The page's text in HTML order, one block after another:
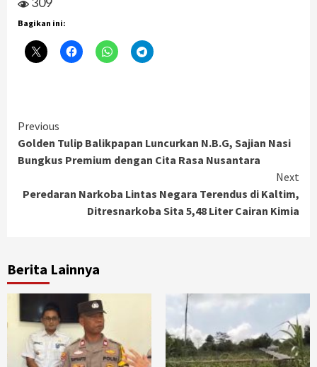
Bagikan ini:
Continue
Reading
Previous
Golden Tulip Balikpapan Luncurkan N.B.G, Sajian Nasi
Bungkus Premium dengan Cita Rasa Nusantara
Next
Peredaran Narkoba Lintas Negara Terendus di Kaltim,
Ditresnarkoba Sita 5,48 Liter Cairan Kimia
Berita Lainnya